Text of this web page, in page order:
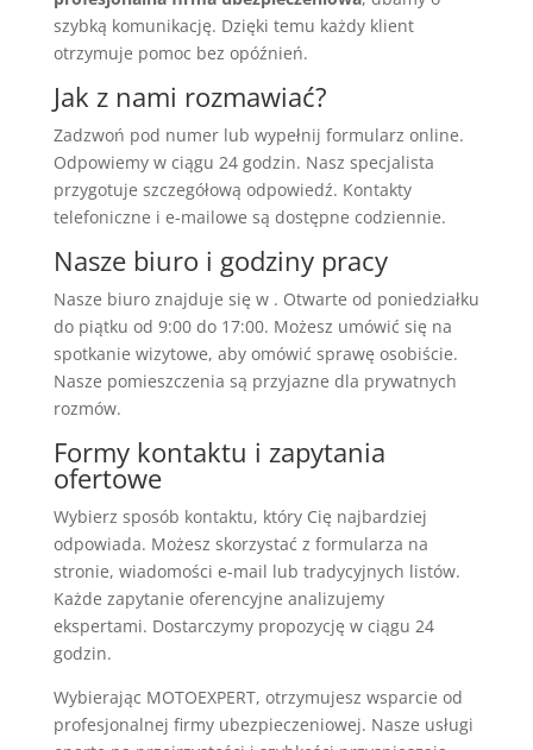
szybką komunikację. Dzięki temu każdy klient
otrzymuje pomoc bez opóźnień.
Jak z nami rozmawiać?
Zadzwoń pod numer lub wypełnij formularz online.
Odpowiemy w ciągu 24 godzin. Nasz specjalista
przygotuje szczegółową odpowiedź. Kontakty
telefoniczne i e-mailowe są dostępne codziennie.
Nasze biuro i godziny pracy
Nasze biuro znajduje się w . Otwarte od poniedziałku
do piątku od 9:00 do 17:00. Możesz umówić się na
spotkanie wizytowe, aby omówić sprawę osobiście.
Nasze pomieszczenia są przyjazne dla prywatnych
rozmów.
Formy kontaktu i zapytania
ofertowe
Wybierz sposób kontaktu, który Cię najbardziej
odpowiada. Możesz skorzystać z formularza na
stronie, wiadomości e-mail lub tradycyjnych listów.
Każde zapytanie oferencyjne analizujemy
ekspertami. Dostarczymy propozycję w ciągu 24
godzin.
Wybierając MOTOEXPERT, otrzymujesz wsparcie od
profesjonalnej firmy ubezpieczeniowej. Nasze usługi